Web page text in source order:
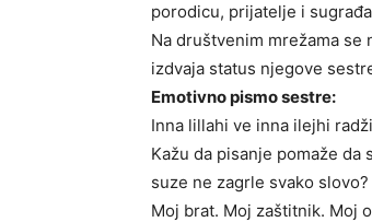
porodicu, prijatelje i
Na društvenim mrežama
izdvaja status njegove
Emotivno pismo sestre:
Inna lillahi ve inna ilejhi
Kažu da pisanje pomaže
suze ne zagrle svako slovo?
Moj brat. Moj zaštitnik. Moj